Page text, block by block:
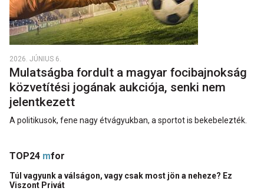
2026. JÚNIUS 6.
Mulatságba fordult a magyar focibajnokság
közvetítési jogának aukciója, senki nem
jelentkezett
A politikusok, fene nagy étvágyukban, a sportot is bekebelezték.
TOP24 mfor
Túl vagyunk a válságon, vagy csak most jön a neheze? Ez
Viszont Privát